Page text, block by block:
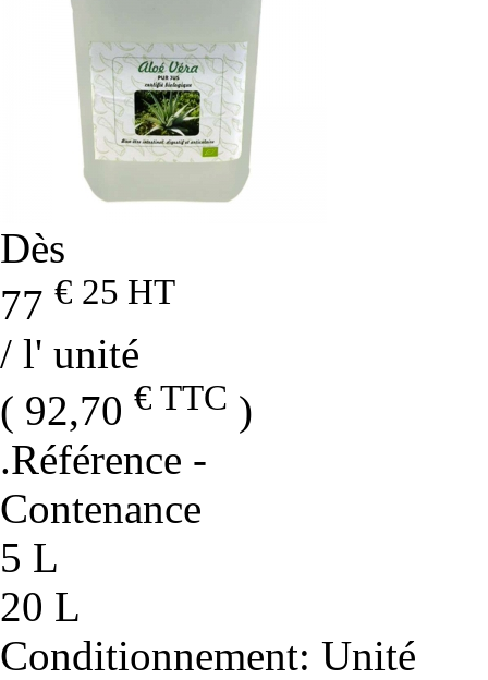
Dès
77 € 25 HT
/ l' unité
( 92,70 € TTC )
.Référence -
Contenance
5 L
20 L
Conditionnement: Unité